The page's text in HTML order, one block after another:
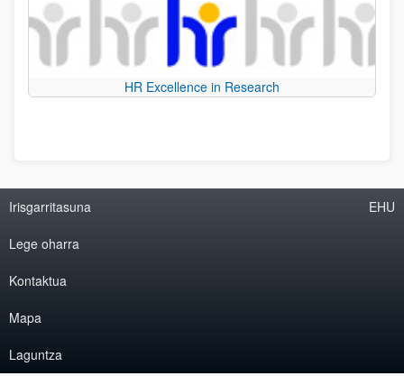
HR Excellence in Research
Irisgarritasuna
Lege oharra
Kontaktua
Mapa
Laguntza
EHU